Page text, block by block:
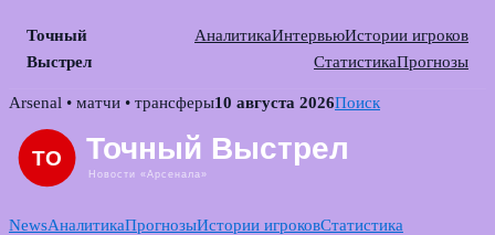
Точный
Выстрел
АналитикаИнтервьюИстории игроков
СтатистикаПрогнозы
Skip
content
Arsenal • матчи • трансферы10 августа 2026Поиск
NewsАналитикаПрогнозыИстории игроковСтатистика